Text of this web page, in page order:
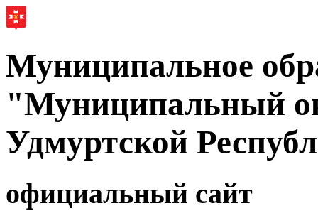
Муниципальное
"Муниципальный
Удмуртской
официальный сайт